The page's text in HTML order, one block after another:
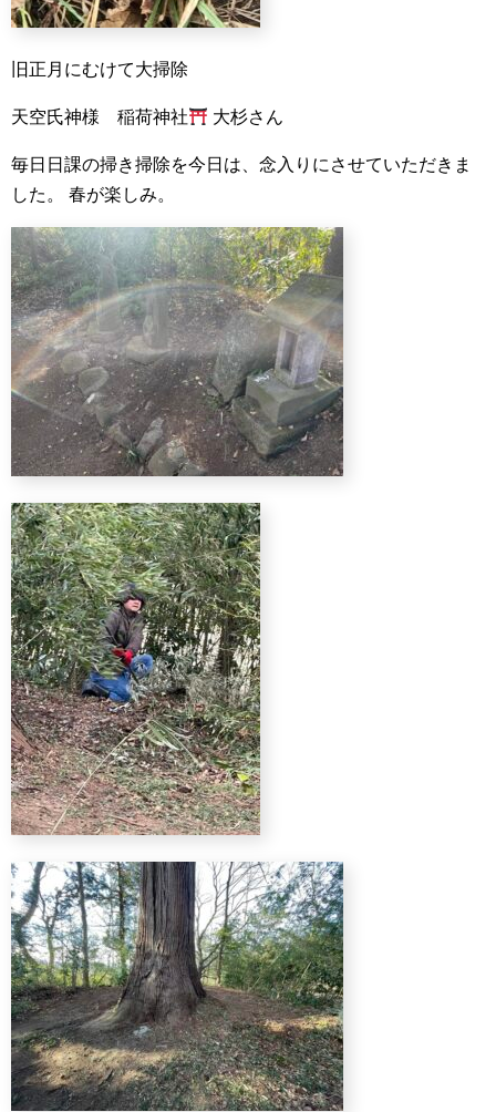
旧正月にむけて大掃除
天空氏神様 稲荷神社 大杉さん
毎日日課の掃き掃除を今日は、念入りにさせていただきま
した。
春が楽しみ。